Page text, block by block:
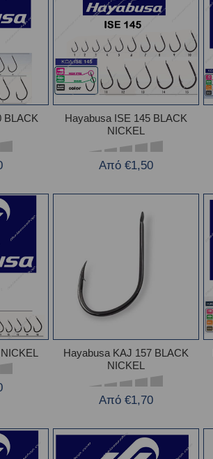
BLACK
Hayabusa ISE 145 BLACK
NICKEL
Από €1,50
Hayabusa KAJ 157 BLACK
NICKEL
Από €1,70